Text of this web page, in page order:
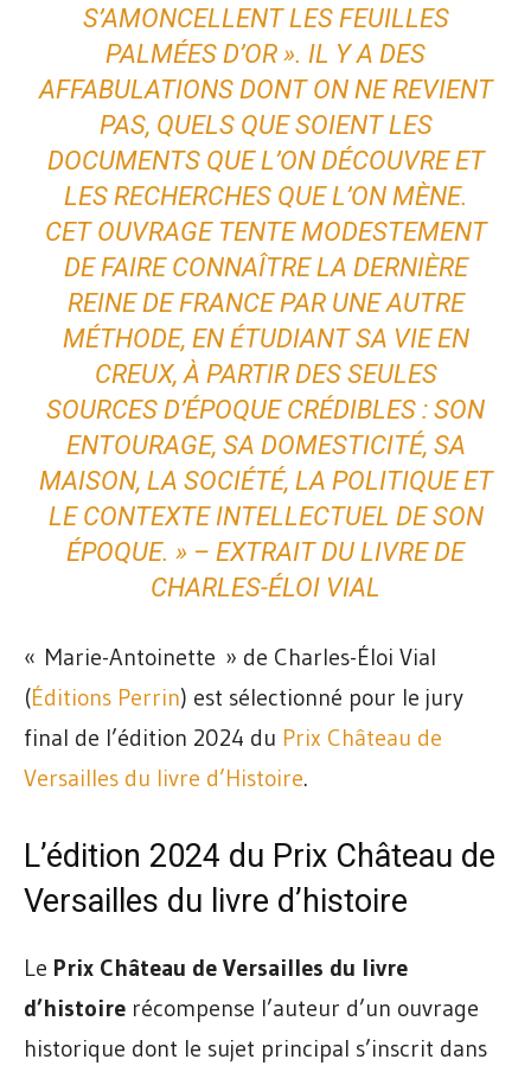
S’AMONCELLENT LES FEUILLES
PALMÉES D’OR ». IL Y A DES
AFFABULATIONS DONT ON NE REVIENT
PAS, QUELS QUE SOIENT LES
DOCUMENTS QUE L’ON DÉCOUVRE ET
LES RECHERCHES QUE L’ON MÈNE.
CET OUVRAGE TENTE MODESTEMENT
DE FAIRE CONNAÎTRE LA DERNIÈRE
REINE DE FRANCE PAR UNE AUTRE
MÉTHODE, EN ÉTUDIANT SA VIE EN
CREUX, À PARTIR DES SEULES
SOURCES D’ÉPOQUE CRÉDIBLES : SON
ENTOURAGE, SA DOMESTICITÉ, SA
MAISON, LA SOCIÉTÉ, LA POLITIQUE ET
LE CONTEXTE INTELLECTUEL DE SON
ÉPOQUE. » – EXTRAIT DU LIVRE DE
CHARLES-ÉLOI VIAL
« Marie-Antoinette » de Charles-Éloi Vial
(Éditions Perrin) est sélectionné pour le jury
final de l’édition 2024 du Prix Château de
Versailles du livre d’Histoire.
L’édition 2024 du Prix Château de
Versailles du livre d’histoire
Le Prix Château de Versailles du livre
d’histoire récompense l’auteur d’un ouvrage
historique dont le sujet principal s’inscrit dans